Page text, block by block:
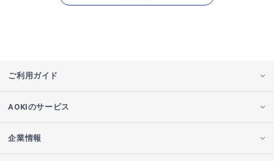
ご利用ガイド
AOKIのサービス
企業情報